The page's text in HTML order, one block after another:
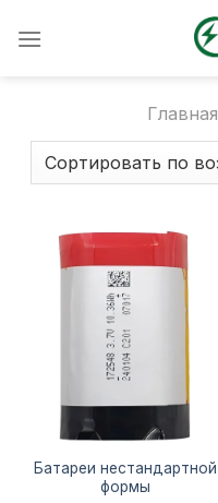
Главная
Батареи нестандартной
формы